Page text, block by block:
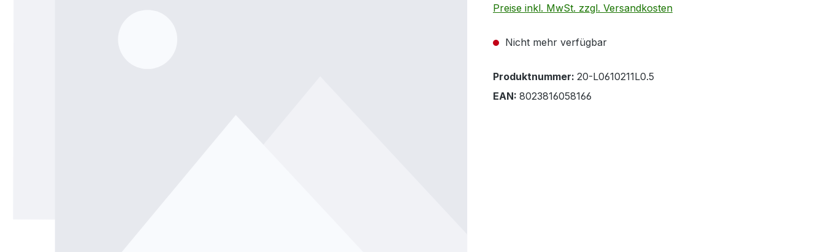
Preise inkl. MwSt. zzgl. Versandkosten
Nicht mehr verfügbar
Produktnummer: 20-L0610211L0.5
EAN: 8023816058166